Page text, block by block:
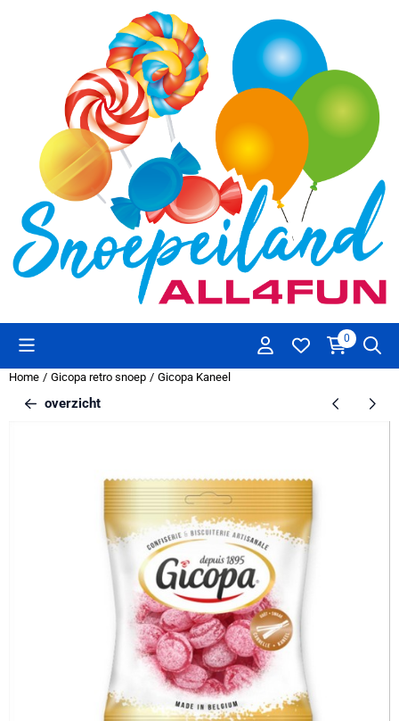
Cookievoorkeuren zijn beschikbaar. Kies instellingen of sta alle
0
Home / Gicopa retro snoep / Gicopa Kaneel
overzicht